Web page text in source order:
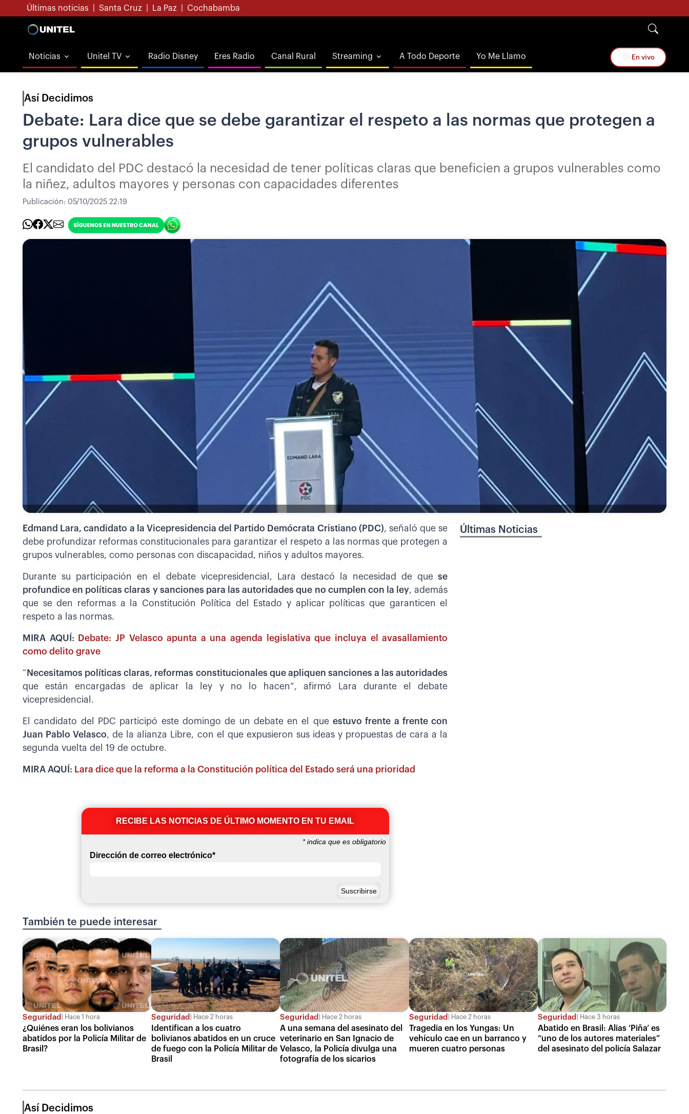
Últimas noticias Santa Cruz La Paz Cochabamba
Noticias Unitel TV Radio Disney Eres Radio Canal Rural Streaming A Todo Deporte Yo Me Llamo En vivo
Así Decidimos
Debate: Lara dice que se debe garantizar el respeto a las normas que protegen a
grupos vulnerables
El candidato del PDC destacó la necesidad de tener políticas claras que beneficien a grupos vulnerables como
la niñez, adultos mayores y personas con capacidades diferentes
Publicación: 05/10/2025 22:19
Edmand Lara, candidato a la Vicepresidencia del Partido Demócrata Cristiano (PDC), señaló que se
debe profundizar reformas constitucionales para garantizar el respeto a las normas que protegen a
grupos vulnerables, como personas con discapacidad, niños y adultos mayores.
Durante su participación en el debate vicepresidencial, Lara destacó la necesidad de que se
profundice en políticas claras y sanciones para las autoridades que no cumplen con la ley, además
que se den reformas a la Constitución Política del Estado y aplicar políticas que garanticen el
respeto a las normas.
MIRA AQUÍ:
Debate: JP Velasco apunta a una agenda legislativa que incluya el avasallamiento
como delito grave
“ Necesitamos políticas claras, reformas constitucionales que apliquen sanciones a las autoridades
que están encargadas de aplicar la ley y no lo hacen”, afirmó Lara durante el debate
vicepresidencial.
El candidato del PDC participó este domingo de un debate en el queestuvo frente a frente con
Juan Pablo Velasco, de la alianza Libre, con el que expusieron sus ideas y propuestas de cara a la
segunda vuelta del 19 de octubre.
MIRA AQUÍ: Lara dice que la reforma a la Constitución política del Estado será una prioridad
RECIBE LAS NOTICIAS DE ÚLTIMO MOMENTO EN TU EMAIL
*indica que es obligatorio
Dirección de correo electrónico*
Últimas Noticias
También te puede interesar
Seguridad Hace 1 hora
¿Quiénes eran los bolivianos
abatidos por la Policía Militar de
Brasil?
Seguridad Hace 2 horas
Identifican a los cuatro
bolivianos abatidos en un cruce
de fuego con la Policía Militar de
Brasil
Seguridad Hace 2 horas
A una semana del asesinato del
veterinario en San Ignacio de
Velasco, la Policía divulga una
fotografía de los sicarios
Seguridad Hace 2 horas
Tragedia en los Yungas: Un
vehículo cae en un barranco y
mueren cuatro personas
Seguridad Hace 3 horas
Abatido en Brasil: Alias ‘Piña’ es
“uno de los autores materiales”
del asesinato del policía Salazar
Así Decidimos